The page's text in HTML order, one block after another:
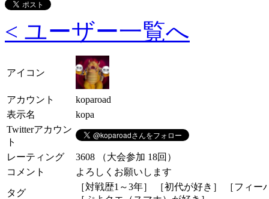
< ユーザー一覧へ
アイコン
アカウント
koparoad
表示名
kopa
Twitterアカウン
ト
レーティング
3608 （大会参加 18回）
コメント
よろしくお願いします
タグ
［対戦歴1～3年］ ［初代が好き］
［フィー